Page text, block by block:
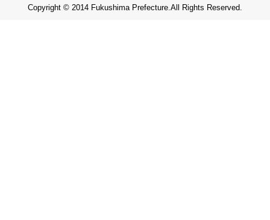
Copyright © 2014 Fukushima Prefecture.All Rights Reserved.